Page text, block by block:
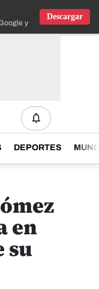
y IOS
Descargar
DEPORTES
en
su